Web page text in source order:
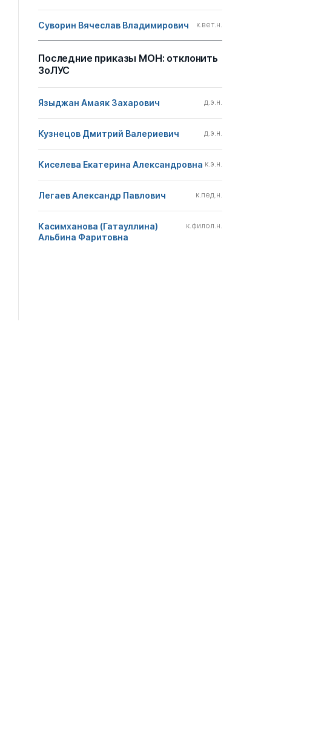
Суворин Вячеслав Владимирович к.вет.н.
Последние приказы МОН: отклонить
ЗоЛУС
Языджан Амаяк Захарович д.э.н.
Кузнецов Дмитрий Валериевич д.э.н.
Киселева Екатерина Александровна к.э.н.
Легаев Александр Павлович к.пед.н.
Касимханова (Гатауллина)
Альбина Фаритовна
к.филол.н.